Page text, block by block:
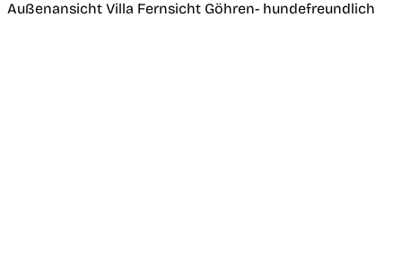
Außenansicht Villa Fernsicht Göhren- hundefreundlich